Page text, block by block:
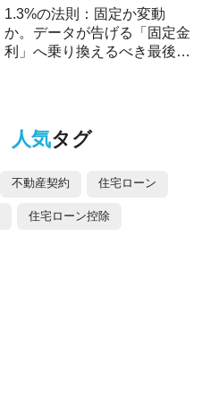
1.3%の法則：固定か変動
か。データが告げる「固定金
利」へ乗り換えるべき最後の
人気タグ
不動産契約 住宅ローン
住宅ローン控除